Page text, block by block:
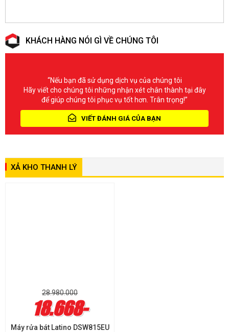
KHÁCH HÀNG NÓI GÌ VỀ CHÚNG TÔI
“Nếu bạn đã sử dụng dịch vụ của chúng tôi
Hãy viết cho chúng tôi những nhận xét chân thành tại đây
để giúp chúng tôi phục vụ tốt hơn. Trân trọng!”
VIẾT ĐÁNH GIÁ CỦA BẠN
XẢ KHO THANH LÝ
28.980.000
18.668-
Máy rửa bát Latino DSW815EU